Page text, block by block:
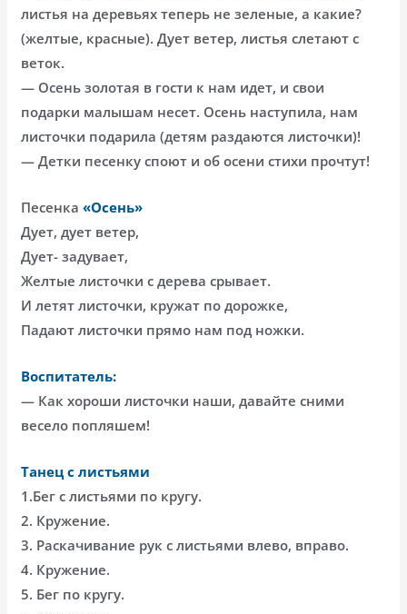
листья на деревьях теперь не зеленые, а какие?
(желтые, красные). Дует ветер, листья слетают с
веток.
— Осень золотая в гости к нам идет, и свои
подарки малышам несет. Осень наступила, нам
листочки подарила (детям раздаются листочки)!
— Детки песенку споют и об осени стихи прочтут!
Песенка«Осень»
Дует, дует ветер,
Дует- задувает,
Желтые листочки с дерева срывает.
И летят листочки, кружат по дорожке,
Падают листочки прямо нам под ножки.
Воспитатель:
— Как хороши листочки наши, давайте сними
весело попляшем!
Танец с листьями
1.Бег с листьями по кругу.
2. Кружение.
3. Раскачивание рук с листьями влево, вправо.
4. Кружение.
5. Бег по кругу.